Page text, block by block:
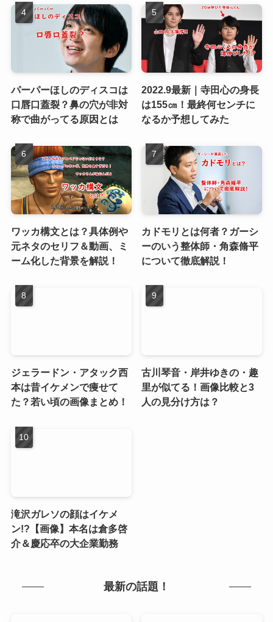
パーパーほしのディスコは
口唇口蓋裂？鼻の穴が非対
称で曲がってる原因とは
2022.9最新｜寺田心の身長
は155㎝！最終何センチに
なるか予想してみた
ワッカ構文とは？具体例や
元ネタのセリフ＆動画、ミ
ーム化した背景を解説！
カドモリとは何者？ガーシ
ーのいう整体師・角森脩平
について徹底解説！
ジェラードン・アタック西
本は昔イケメンで痩せて
た？若い頃の画像まとめ！
古川琴音・岸井ゆきの・趣
里が似てる！画像比較と3
人の見分け方は？
滝沢ガレソの顔はイケメ
ン!?【画像】本名は倉多啓
介＆慶応卒の大企業勤務
最新の話題！